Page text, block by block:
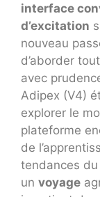
interface
d’excitation
nouveau
d’aborder
avec
Adipex (V4)
explorer le
plateforme
de
tendances du
un voyage